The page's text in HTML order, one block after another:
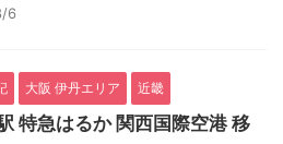
6
大阪 伊丹エリア 近畿
特急はるか 関西国際空港 移